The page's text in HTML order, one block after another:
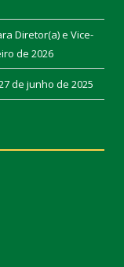
Diretor(a) e Vice-
de 2026
de junho de 2025